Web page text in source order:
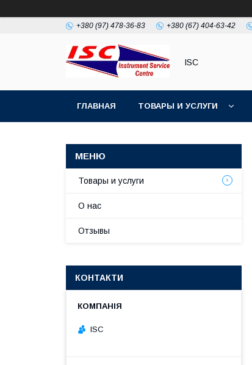
+380 (97) 478-36-83 +380 (67) 404-63-42
ISC
ГЛАВНАЯ ТОВАРЫ И УСЛУГИ
Товары и услуги
О нас
Отзывы
КОНТАКТИ
ISC